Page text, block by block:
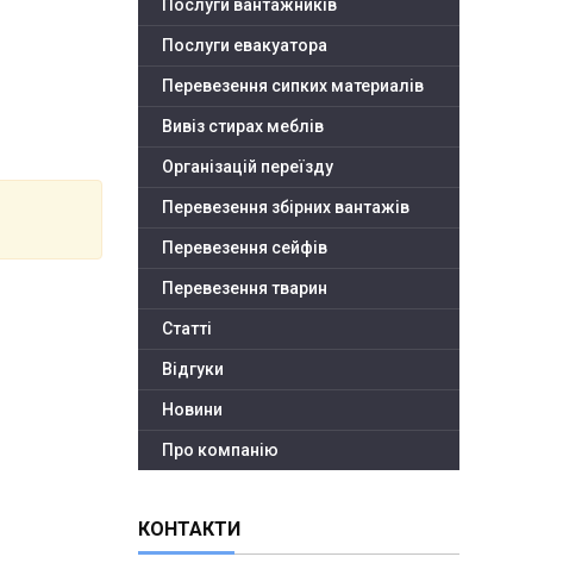
Послуги вантажників
Послуги евакуатора
Перевезення сипких материалів
Вивіз стирах меблів
Організацій переїзду
Перевезення збірних вантажів
Перевезення сейфів
Перевезення тварин
Статті
Відгуки
Новини
Про компанію
КОНТАКТИ